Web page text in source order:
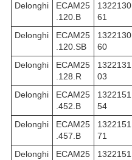
Delonghi
ECAM25
.120.B
1322130
61
Delonghi
ECAM25
.120.SB
1322130
60
Delonghi
ECAM25
.128.R
1322131
03
Delonghi
ECAM25
.452.B
1322151
54
Delonghi
ECAM25
.457.B
1322151
71
Delonghi
ECAM25
1322151